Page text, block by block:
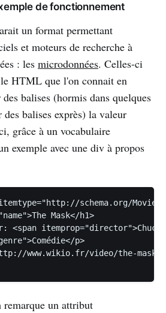
de fonctionnement
un format permettant
et moteurs de recherche à
: les microdonnées. Celles-ci
HTML que l'on connait en
balises (hormis dans quelques
balises exprès) la valeur
grâce à un vocabulaire
exemple avec une div à propos
schema.org/Movie">
Mask</h1>
<span
p>
www.wikio.fr/video/the-
un attribut